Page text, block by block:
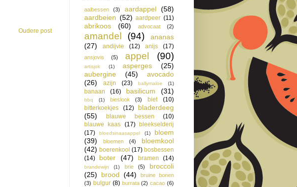
Oudere post
aalbessen (3) aardappel (58)
aardbeien (52) aardpeer (11)
abrikoos (60) advocaat (2)
amandel (94)
ananas
(27)
andijvie (12) anijs (17)
ansjovis (5) appel (90)
artisjok (1) asperges
(25)
aubergine
(45)
avocado
(26)
azijn (23) ballymaloe (1)
banaan (16) basilicum (31)
bbq (1) bieslook (3) biet
(10)
bitterkoekjes
(12)
bladerdeeg
(55)
blauwe bessen
(10)
blauwe kaas (17) bleekselderij
(17)
bloedsinaasappel (1)
bloem
(39)
bloemen (4)
bloemkool
(42) boerenkool (17) bosbessen
(14)
boter (47) bramen (14)
brandewijn (1) brie (5)
broccoli
(25)
brood (44)
bruine bonen
(3) bulgur (8) burrata (2) cacao (6)